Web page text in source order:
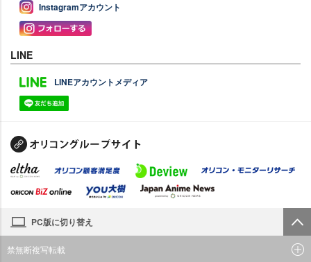
Instagramアカウント
LINE
LINEアカウントメディア
PC版に切り替え
禁無断複写転載